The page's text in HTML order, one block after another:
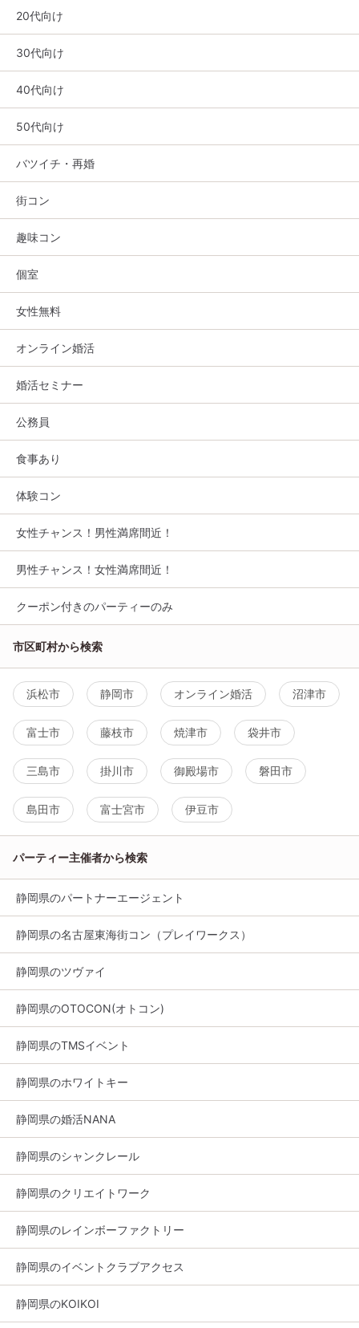
20代向け
30代向け
40代向け
50代向け
バツイチ・再婚
街コン
趣味コン
個室
女性無料
オンライン婚活
婚活セミナー
公務員
食事あり
体験コン
女性チャンス！男性満席間近！
男性チャンス！女性満席間近！
クーポン付きのパーティーのみ
市区町村から検索
浜松市 静岡市 オンライン婚活 沼津市
富士市 藤枝市 焼津市 袋井市
三島市 掛川市 御殿場市 磐田市
島田市 富士宮市 伊豆市
パーティー主催者から検索
静岡県のパートナーエージェント
静岡県の名古屋東海街コン（プレイワークス）
静岡県のツヴァイ
静岡県のOTOCON(オトコン)
静岡県のTMSイベント
静岡県のホワイトキー
静岡県の婚活NANA
静岡県のシャンクレール
静岡県のクリエイトワーク
静岡県のレインボーファクトリー
静岡県のイベントクラブアクセス
静岡県のKOIKOI